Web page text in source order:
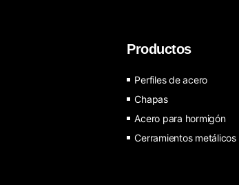
Productos
Perfiles de acero
Chapas
Acero para hormigón
Cerramientos metálicos